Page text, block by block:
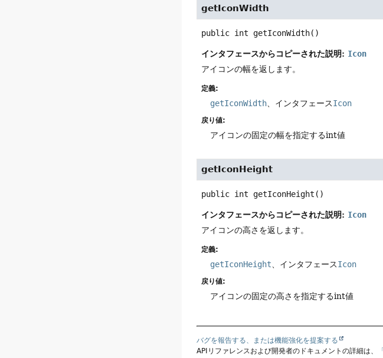
getIconWidth
public int getIconWidth()
インタフェースからコピーされた説明: Icon
アイコンの幅を返します。
定義:
getIconWidth 、インタフェースIcon
戻り値:
アイコンの固定の幅を指定するint値
getIconHeight
public int getIconHeight ()
インタフェースからコピーされた説明: Icon
アイコンの高さを返します。
定義:
getIconHeight、インタフェースIcon
戻り値:
アイコンの固定の高さを指定するint値
バグを報告する、または機能強化を提案する
APIリファレンスおよび開発者のドキュメントの詳細は、